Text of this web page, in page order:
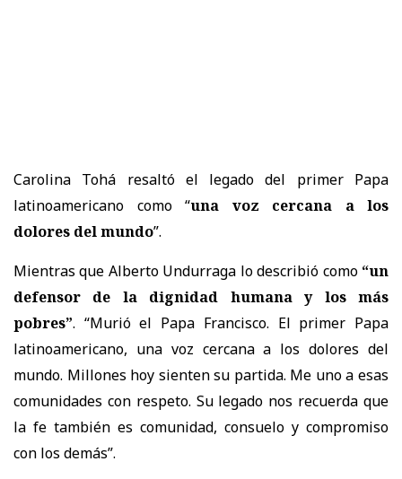
Carolina Tohá resaltó el legado del primer Papa
latinoamericano como “una voz cercana a los
dolores del mundo”.
Mientras que Alberto Undurraga lo describió como “un
defensor de la dignidad humana y los más
pobres”. “Murió el Papa Francisco. El primer Papa
latinoamericano, una voz cercana a los dolores del
mundo. Millones hoy sienten su partida. Me uno a esas
comunidades con respeto. Su legado nos recuerda que
la fe también es comunidad, consuelo y compromiso
con los demás”.